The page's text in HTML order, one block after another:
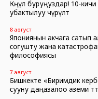
Көңүл буруңуздар! 10-кичи
убактылуу өчүрүлөт
8 август
Япониянын акчага сатып
согушту жана
философиясы
7 август
Бишкекте «Биримдик
сууну даңазалоо аземи